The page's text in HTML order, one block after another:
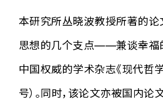
本研究所丛晓波教授所著的论
思想的几个支点——兼谈幸福
中国权威的学术杂志《现代哲学
号）。同时，该论文亦被国内论